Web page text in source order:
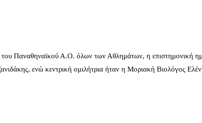
Παναθηναϊκού Α.Ο. όλων των Αθλημάτων, η επιστημονική
ενώ κεντρική ομιλήτρια ήταν η Μοριακή Βιολόγος